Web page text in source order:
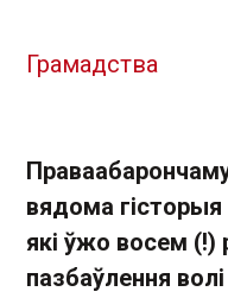
Грамадства
вядома гісторыя
які ўжо восем
пазбаўлення